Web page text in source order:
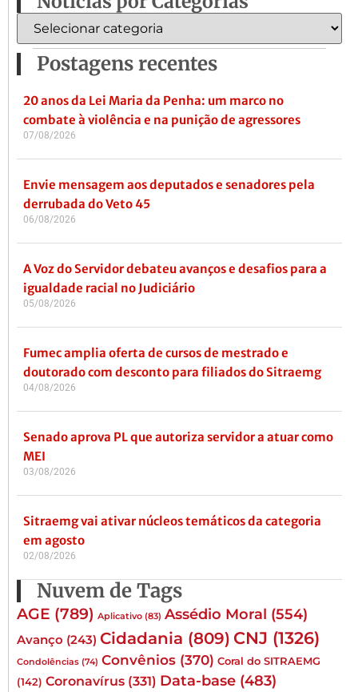
Postagens recentes
20 anos da Lei Maria da Penha: um marco no
combate à violência e na punição de agressores
07/08/2026
Envie mensagem aos deputados e senadores pela
derrubada do Veto 45
06/08/2026
A Voz do Servidor debateu avanços e desafios para a
igualdade racial no Judiciário
05/08/2026
Fumec amplia oferta de cursos de mestrado e
doutorado com desconto para filiados do Sitraemg
04/08/2026
Senado aprova PL que autoriza servidor a atuar como
MEI
03/08/2026
Sitraemg vai ativar núcleos temáticos da categoria
em agosto
02/08/2026
Nuvem de Tags
AGE (789) Aplicativo (83) Assédio Moral (554)
Avanço (243) Cidadania (809) CNJ (1326)
Condolências (74) Convênios (370) Coral do SITRAEMG
(142) Coronavírus (331) Data-base (483)